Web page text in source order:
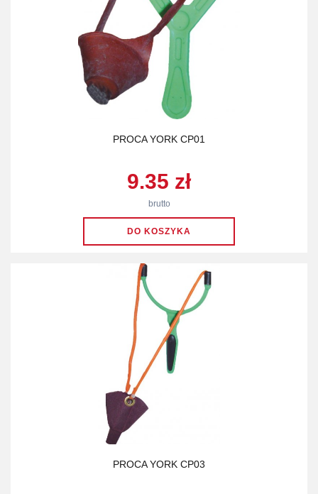
PROCA YORK CP01
9.35 zł
brutto
PROCA YORK CP03